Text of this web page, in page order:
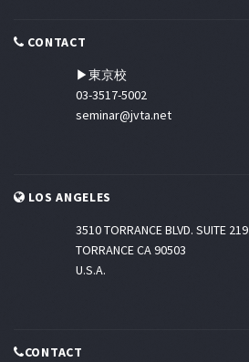
CONTACT
▶東京校
03-3517-5002
seminar@jvta.net
LOS ANGELES
3510 TORRANCE BLVD. SUITE 219
TORRANCE CA 90503
U.S.A.
CONTACT